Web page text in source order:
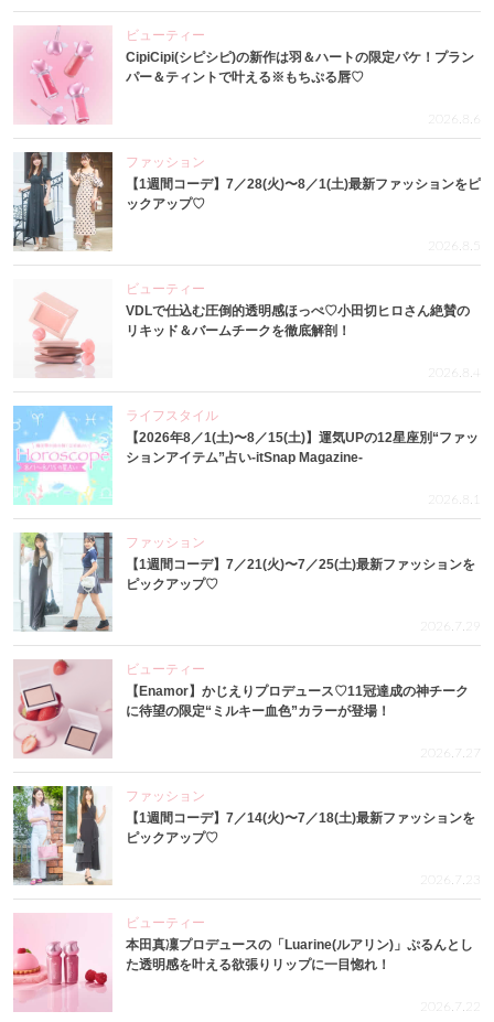
ビューティー
CipiCipi(シピシピ)の新作は羽＆ハートの限定パケ！プラン
パー＆ティントで叶える※もちぷる唇♡
2026.8.6
ファッション
【1週間コーデ】7／28(火)〜8／1(土)最新ファッションをピ
ックアップ♡
2026.8.5
ビューティー
VDLで仕込む圧倒的透明感ほっぺ♡小田切ヒロさん絶賛の
リキッド＆バームチークを徹底解剖！
2026.8.4
ライフスタイル
【2026年8／1(土)〜8／15(土)】運気UPの12星座別“ファッ
ションアイテム”占い-itSnap Magazine-
2026.8.1
ファッション
【1週間コーデ】7／21(火)〜7／25(土)最新ファッションを
ピックアップ♡
2026.7.29
ビューティー
【Enamor】かじえりプロデュース♡11冠達成の神チーク
に待望の限定“ミルキー血色”カラーが登場！
2026.7.27
ファッション
【1週間コーデ】7／14(火)〜7／18(土)最新ファッションを
ピックアップ♡
2026.7.23
ビューティー
本田真凜プロデュースの「Luarine(ルアリン)」ぷるんとし
た透明感を叶える欲張りリップに一目惚れ！
2026.7.22